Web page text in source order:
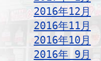
2016年12月
2016年11月
2016年10月
2016年 9月